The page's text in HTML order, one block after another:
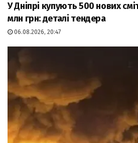
У Дніпрі купують 500 нових
млн грн: деталі тендера
06.08.2026, 20:47